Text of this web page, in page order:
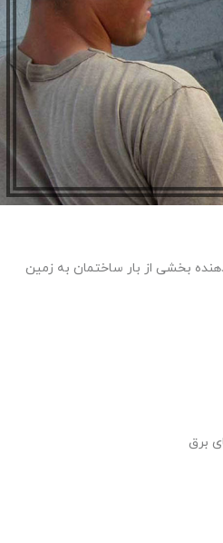
بخشی از بار ساختمان به زمین
برق